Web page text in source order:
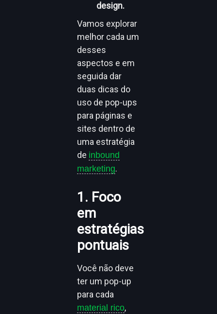
design.
Vamos explorar
melhor cada um
desses
aspectos e em
seguida dar
duas dicas do
uso de pop-ups
para páginas e
sites dentro de
uma estratégia
de inbound
marketing.
1. Foco
em
estratégias
pontuais
Você não deve
ter um pop-up
para cada
material rico,